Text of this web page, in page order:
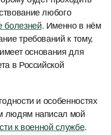
любого
болезней. Именно в нём
требований к тому,
основания для
в Российской
и особенностях
людям написал мой
к военной службе.